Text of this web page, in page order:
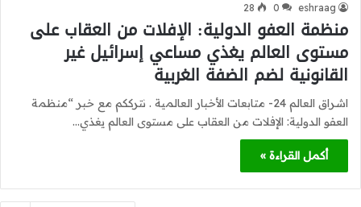
eshraag
0
28
منظمة العفو الدولية: الإفلات من العقاب على
مستوى العالم يغذي مساعي إسرائيل غير
القانونية لضم الضفة الغربية
اشراق العالم 24- متابعات الأخبار العالمية . نترككم مع خبر “منظمة
العفو الدولية: الإفلات من العقاب على مستوى العالم يغذي…
أكمل القراءة »